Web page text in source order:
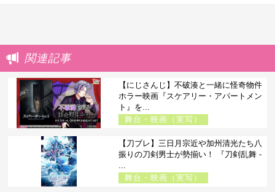
関連記事
【にじさんじ】不破湊と一緒に怪奇物件
ホラー映画『スケアリー・アパートメン
ト』を...
舞台・映画（実写）
【刀ブレ】三日月宗近や加州清光たち八
振りの刀剣男士が勢揃い！ 『刀剣乱舞 -
舞台・映画（実写）